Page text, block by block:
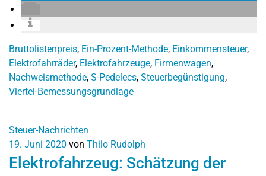
Bruttolistenpreis, Ein-Prozent-Methode, Einkommensteuer,
Elektrofahrräder, Elektrofahrzeuge, Firmenwagen,
Nachweismethode, S-Pedelecs, Steuerbegünstigung,
Viertel-Bemessungsgrundlage
Steuer-Nachrichten
19. Juni 2020 von Thilo Rudolph
Elektrofahrzeug: Schätzung der